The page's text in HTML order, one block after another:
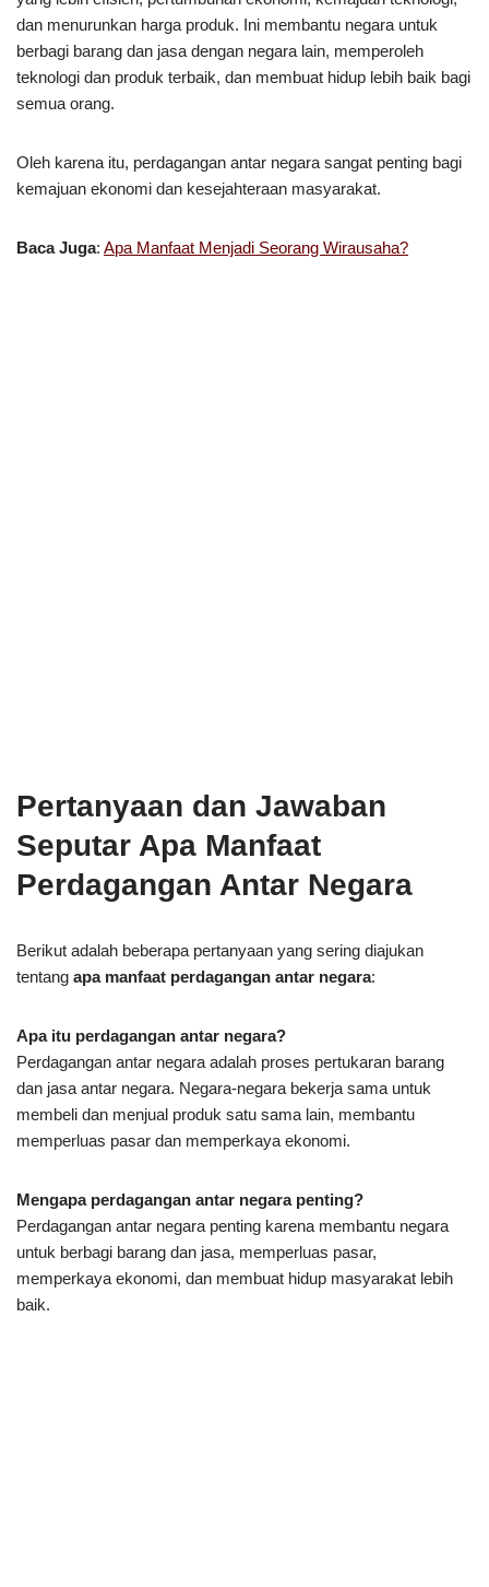
dan menurunkan harga produk. Ini membantu negara untuk
berbagi barang dan jasa dengan negara lain, memperoleh
teknologi dan produk terbaik, dan membuat hidup lebih baik bagi
semua orang.
Oleh karena itu, perdagangan antar negara sangat penting bagi
kemajuan ekonomi dan kesejahteraan masyarakat.
Baca Juga: Apa Manfaat Menjadi Seorang Wirausaha?
Pertanyaan dan Jawaban
Seputar Apa Manfaat
Perdagangan Antar Negara
Berikut adalah beberapa pertanyaan yang sering diajukan
tentang apa manfaat perdagangan antar negara:
Apa itu perdagangan antar negara?
Perdagangan antar negara adalah proses pertukaran barang
dan jasa antar negara. Negara-negara bekerja sama untuk
membeli dan menjual produk satu sama lain, membantu
memperluas pasar dan memperkaya ekonomi.
Mengapa perdagangan antar negara penting?
Perdagangan antar negara penting karena membantu negara
untuk berbagi barang dan jasa, memperluas pasar,
memperkaya ekonomi, dan membuat hidup masyarakat lebih
baik.